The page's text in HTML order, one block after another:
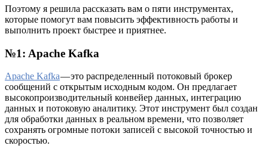
Поэтому я решила рассказать вам о пяти инструментах,
которые помогут вам повысить эффективность работы и
выполнить проект быстрее и приятнее.
№1: Apache Kafka
Apache Kafka— это распределенный потоковый брокер
сообщений с открытым исходным кодом. Он предлагает
высокопроизводительный конвейер данных, интеграцию
данных и потоковую аналитику. Этот инструмент был создан
для обработки данных в реальном времени, что позволяет
сохранять огромные потоки записей с высокой точностью и
скоростью.